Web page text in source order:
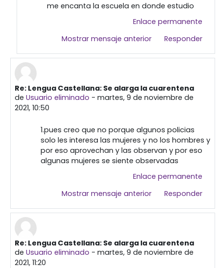
me encanta la escuela en donde estudio
Enlace permanente
Mostrar mensaje anterior
Responder
En respuesta a Primera publicación
Re: Lengua Castellana: Se alarga la cuarentena
de Usuario eliminado - martes, 9 de noviembre de
2021, 10:50
1.pues creo que no porque algunos policias
solo les interesa las mujeres y no los hombres y
por eso aprovechan y las observan y por eso
algunas mujeres se siente observadas
Enlace permanente
Mostrar mensaje anterior
Responder
En respuesta a Primera publicación
Re: Lengua Castellana: Se alarga la cuarentena
de Usuario eliminado - martes, 9 de noviembre de
2021, 11:20